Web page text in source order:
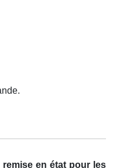
en état pour les